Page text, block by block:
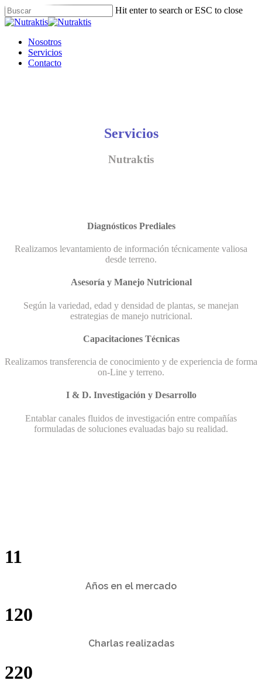
Skip
to
content
Hit enter to search or ESC to close
Close
Menu
Nosotros
Servicios
Contacto
Servicios
Nutraktis
Diagnósticos Prediales
Realizamos levantamiento de información técnicamente valiosa
desde terreno.
Asesoría y Manejo Nutricional
Según la variedad, edad y densidad de plantas, se manejan
estrategias de manejo nutricional.
Capacitaciones Técnicas
Realizamos transferencia de conocimiento y de experiencia de forma
on-Line y terreno.
I & D. Investigación y Desarrollo
Entablar canales fluidos de investigación entre compañías
formuladas de soluciones evaluadas bajo su realidad.
11
Años en el mercado
120
Charlas realizadas
220